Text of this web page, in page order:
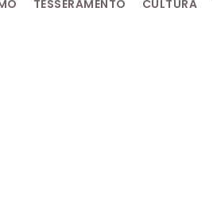
TESSERAMENTO CULTURA